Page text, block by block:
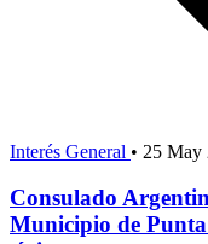
Interés General • 25 May
Consulado
Municipio de